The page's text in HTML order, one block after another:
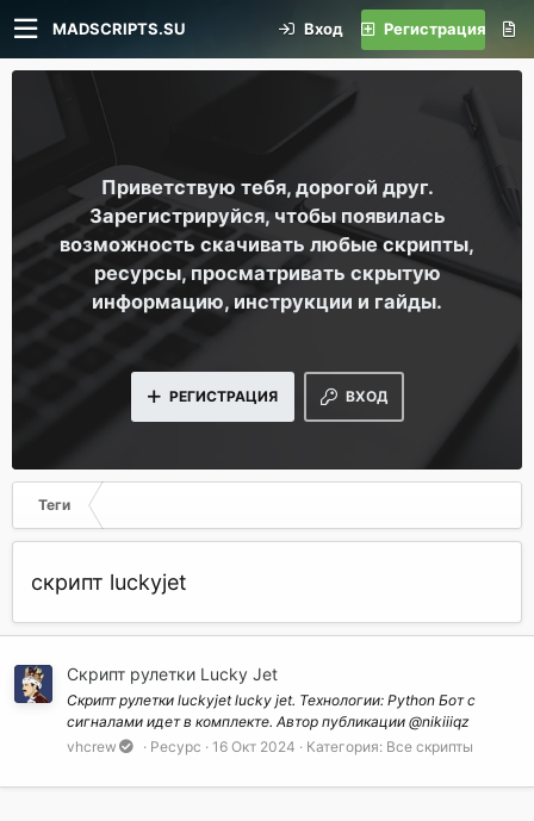
MADSCRIPTS.SU Вход Регистрация
Приветствую тебя, дорогой друг.
Зарегистрируйся, чтобы появилась
возможность скачивать любые скрипты,
ресурсы, просматривать скрытую
информацию, инструкции и гайды.
ВХОД
РЕГИСТРАЦИЯ
Теги
скрипт luckyjet
Скрипт рулетки Lucky Jet
Скрипт рулетки luckyjet lucky jet. Технологии: Python Бот с
сигналами идет в комплекте. Автор публикации @nikiiiqz
vhcrew
Ресурс 16 Окт 2024 Категория: Все скрипты